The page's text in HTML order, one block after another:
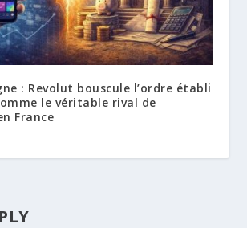
: Revolut bouscule l’ordre établi
le véritable rival de
France